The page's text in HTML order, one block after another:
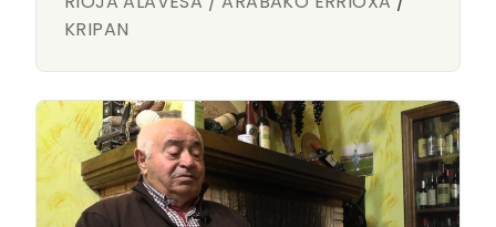
KRIPAN